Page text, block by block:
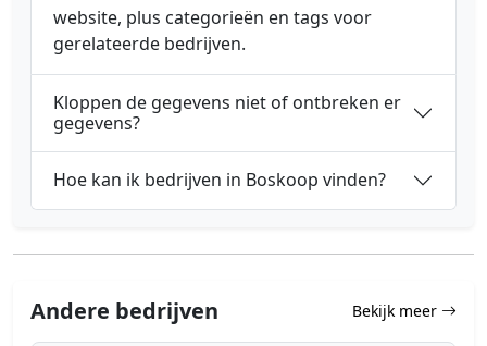
website, plus categorieën en tags voor
gerelateerde bedrijven.
Kloppen de gegevens niet of ontbreken er
gegevens?
Hoe kan ik bedrijven in Boskoop vinden?
Andere bedrijven Bekijk meer